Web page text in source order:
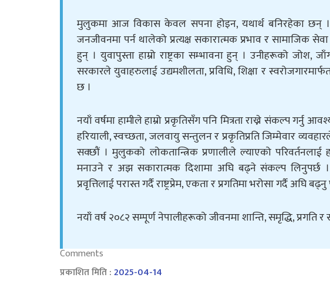
मुलुकमा आज विकास केवल सपना होइन, यथार्थ बनिरहेका छन् ।
जनजीवनमा पर्न थालेको प्रत्यक्ष सकारात्मक प्रभाव र सामाजिक
हुन् । युवापुस्ता हाम्रो राष्ट्रका सम्भावना हुन् । उनीहरूको जोश,
सरकारले युवाहरुलाई उद्यमशीलता, प्रविधि, शिक्षा र
छ ।
नयाँ वर्षमा हामीले हाम्रो प्रकृतिसँग पनि मित्रता राख्ने संकल्प गर्नु
हरियाली, स्वच्छता, जलवायु सन्तुलन र प्रकृतिप्रति जिम्मेवार
सक्छौं । मुलुकको लोकतान्त्रिक प्रणालीले ल्याएको परिवर्तनलाई
मनाउने र अझ सकारात्मक दिशामा अघि बढ्ने संकल्प लिनुपर्छ
प्रवृत्तिलाई परास्त गर्दै राष्ट्रप्रेम, एकता र प्रगतिमा भरोसा गर्दै अघि
नयाँ वर्ष २०८२ सम्पूर्ण नेपालीहरूको जीवनमा शान्ति, समृद्धि, प्रगति
Comments
प्रकाशित मिति :2025-04-14